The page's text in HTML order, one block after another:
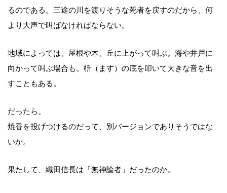
るのである。三途の川を渡りそうな死者を戻すのだから、何
より大声で叫ばなければならない。
地域によっては、屋根や木、丘に上がって叫ぶ。海や井戸に
向かって叫ぶ場合も。枡（ます）の底を叩いて大きな音を出
すこともある。
だったら。
焼香を投げつけるのだって、別バージョンでありそうではな
いか。
果たして、織田信長は「無神論者」だったのか。